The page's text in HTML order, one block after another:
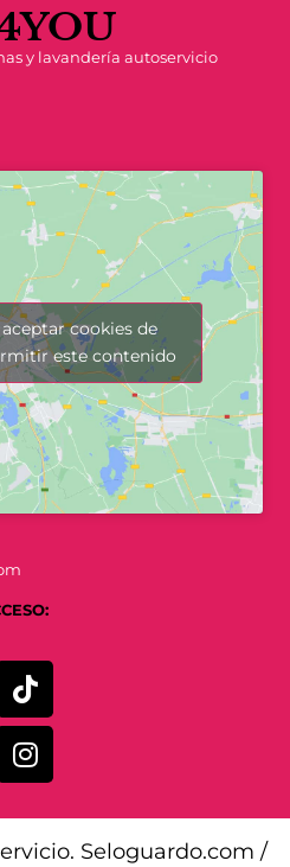
y lavandería autoservicio
cookies de
este contenido
Seloguardo.com /